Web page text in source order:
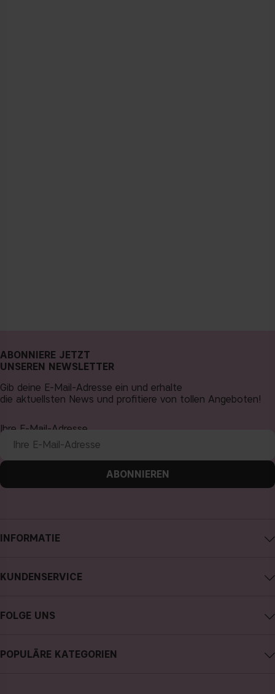
INFORMATIE
Über CAIA Cosmetics
Datenschutzerklärung
KUNDENSERVICE
Kauf widerrufen
FOLGE UNS
Facebook
POPULÄRE KATEGORIEN
ABONNIERE JETZT
UNSEREN NEWSLETTER
Gib deine E-Mail-Adresse ein und erhalte
die aktuellsten News und profitiere von tollen Angeboten!
Ihre E-Mail-Adresse
ABONNIEREN